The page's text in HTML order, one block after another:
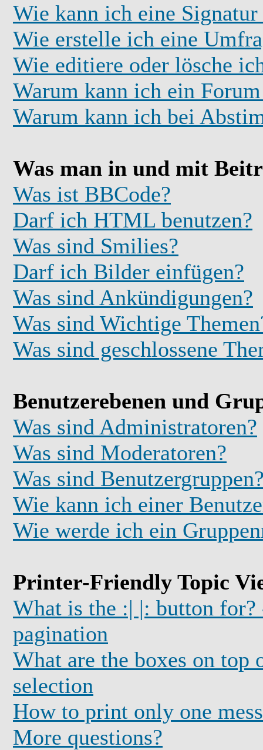
Wie kann ich eine Signatur
Wie erstelle ich eine
Wie editiere oder lösche
Warum kann ich ein
Warum kann ich bei
Was man in und mit
Was ist BBCode?
Darf ich HTML benutzen?
Was sind Smilies?
Darf ich Bilder einfügen?
Was sind Ankündigungen?
Was sind Wichtige
Was sind geschlossene
Benutzerebenen und
Was sind Administratoren?
Was sind Moderatoren?
Was sind
Wie kann ich einer
Wie werde ich ein
Printer-Friendly Topic
What is the :| |: button
pagination
What are the boxes on top
selection
How to print only one
More questions?